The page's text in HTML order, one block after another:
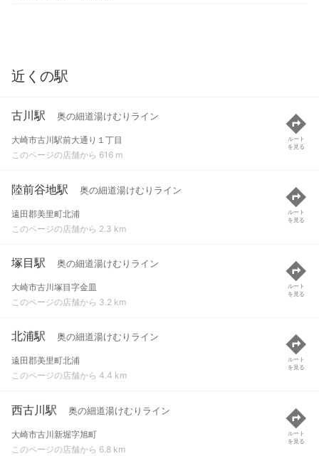
近くの駅
古川駅 奥の細道湯けむりライン
大崎市古川駅前大通り１丁目
このページの店舗から 616 m
ルート
を見る
陸前谷地駅 奥の細道湯けむりライン
遠田郡美里町北浦
このページの店舗から 2.3 km
ルート
を見る
塚目駅 奥の細道湯けむりライン
大崎市古川塚目字金皿
このページの店舗から 3.2 km
ルート
を見る
北浦駅 奥の細道湯けむりライン
遠田郡美里町北浦
このページの店舗から 4.4 km
ルート
を見る
西古川駅 奥の細道湯けむりライン
大崎市古川新堀字旭町
このページの店舗から 6.8 km
ルート
を見る